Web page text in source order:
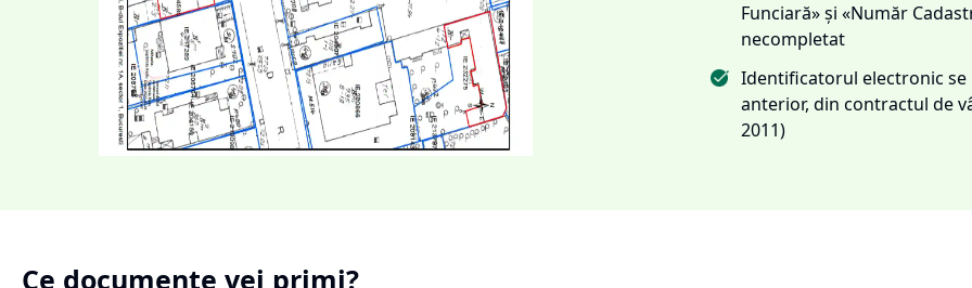
Funciară» și «Număr
necompletat
Identificatorul electronic
anterior, din contractul de
2011)
Ce documente vei primi?